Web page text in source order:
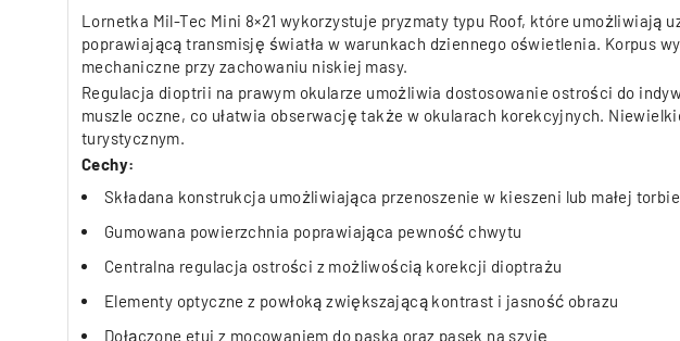
Lornetka Mil-Tec Mini 8×21 wykorzystuje pryzmaty typu Roof, które
poprawiającą transmisję światła w warunkach dziennego oświetlenia. Korpus
mechaniczne przy zachowaniu niskiej masy.
Regulacja dioptrii na prawym okularze umożliwia dostosowanie ostrości do
muszle oczne, co ułatwia obserwację także w okularach korekcyjnych.
turystycznym.
Cechy:
Składana konstrukcja umożliwiająca przenoszenie w kieszeni lub małej torbie
Gumowana powierzchnia poprawiająca pewność chwytu
Centralna regulacja ostrości z możliwością korekcji dioptrażu
Elementy optyczne z powłoką zwiększającą kontrast i jasność obrazu
Dołączone etui z mocowaniem do paska oraz pasek na szyję